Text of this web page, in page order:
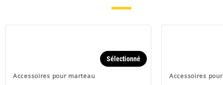
Accessoires pour marteau
Sélectionné
Accessoires